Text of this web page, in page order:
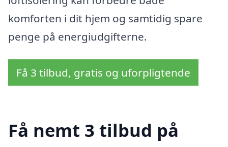
komforten i dit hjem og samtidig spare
penge på energiudgifterne.
Få 3 tilbud, gratis og uforpligtende
Få nemt 3 tilbud på